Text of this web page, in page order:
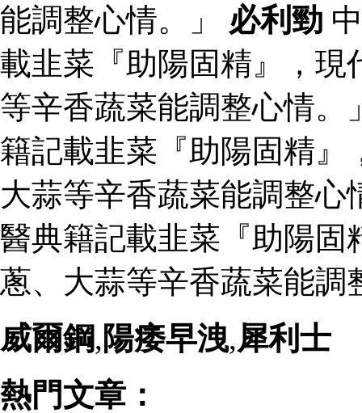
能調整心情。」 必利勁
載韭菜『助陽固精』，現
等辛香蔬菜能調整心情。
籍記載韭菜『助陽固精』
大蒜等辛香蔬菜能調整
醫典籍記載韭菜『助陽固
蔥、大蒜等辛香蔬菜能調
威爾鋼, 陽痿早洩,犀利士
熱門文章：